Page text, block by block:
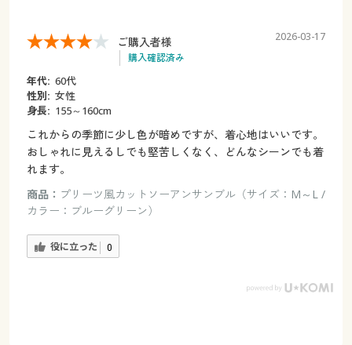
ご購入者様
購入確認済み
2026-03-17
年代: 60代
性別: 女性
身長: 155～160cm
これからの季節に少し色が暗めですが、着心地はいいです。
おしゃれに見えるしでも堅苦しくなく、どんなシーンでも着
れます。
商品： プリーツ風カットソーアンサンブル（サイズ：M～L /
カラー：ブルーグリーン）
役に立った 0